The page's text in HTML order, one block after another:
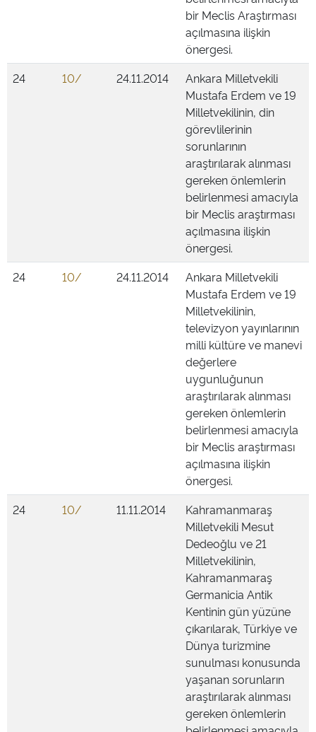
bir Meclis Araştırması
açılmasına ilişkin
önergesi.
24
10/ 24.11.2014
Ankara Milletvekili
Mustafa Erdem ve 19
Milletvekilinin, din
görevlilerinin
sorunlarının
araştırılarak alınması
gereken önlemlerin
belirlenmesi amacıyla
bir Meclis araştırması
açılmasına ilişkin
önergesi.
24
10/ 24.11.2014
Ankara Milletvekili
Mustafa Erdem ve 19
Milletvekilinin,
televizyon yayınlarının
milli kültüre ve manevi
değerlere
uygunluğunun
araştırılarak alınması
gereken önlemlerin
belirlenmesi amacıyla
bir Meclis araştırması
açılmasına ilişkin
önergesi.
24
10/ 11.11.2014
Kahramanmaraş
Milletvekili Mesut
Dedeoğlu ve 21
Milletvekilinin,
Kahramanmaraş
Germanicia Antik
Kentinin gün yüzüne
çıkarılarak, Türkiye ve
Dünya turizmine
sunulması konusunda
yaşanan sorunların
araştırılarak alınması
gereken önlemlerin